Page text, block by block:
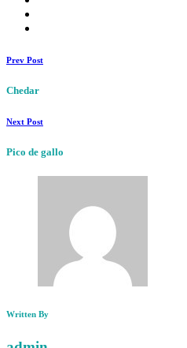
Prev Post
Chedar
Next Post
Pico de gallo
Written By